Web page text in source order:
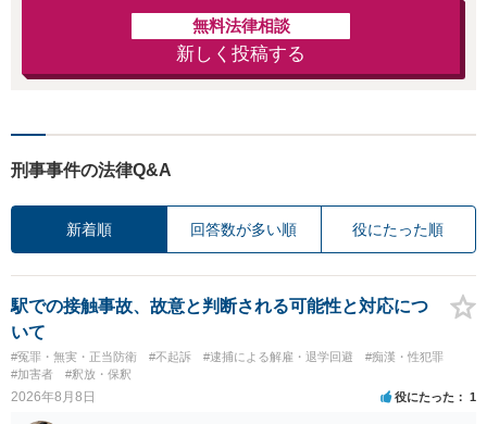
無料法律相談
新しく投稿する
刑事事件の法律Q&A
新着順 回答数が多い順 役にたった順
駅での接触事故、故意と判断される可能性と対応につ
いて
#冤罪・無実・正当防衛 #不起訴 #逮捕による解雇・退学回避
#痴漢・性犯罪
#加害者
#釈放・保釈
2026年8月8日 役にたった 1